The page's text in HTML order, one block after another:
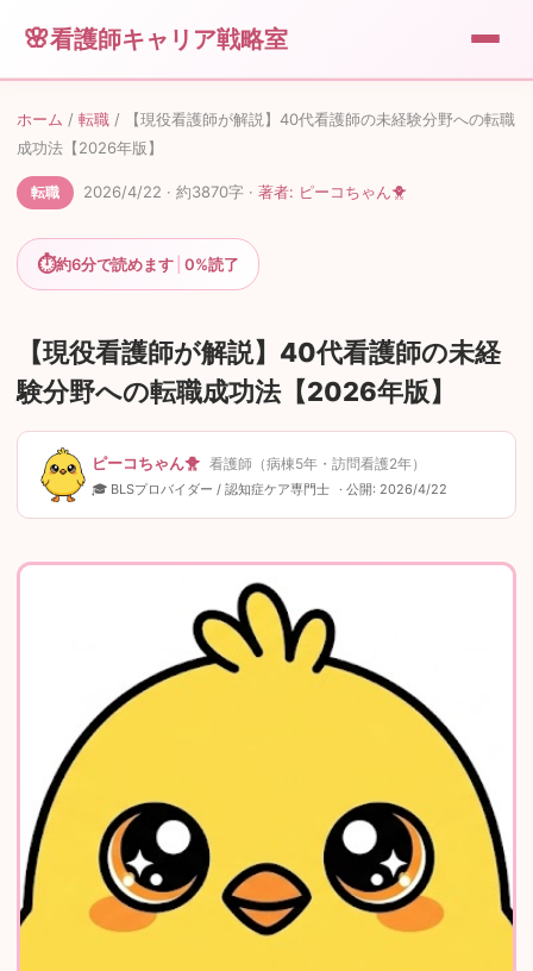
看護師キャリア戦略室
💼 転職
🎁便利グッズ
💰副業
🐥運営者情報
✉️お問い合わせ
ホーム / 転職 /
【現役看護師が解説】40代看護師の未経験分野への転職
成功法【2026年版】
転職 2026/4/22 · 約3870字 · 著者: ピーコちゃん🐥
⏱約6分で読めます 0%読了
【現役看護師が解説】40代看護師の未経
験分野への転職成功法【2026年版】
ピーコちゃん🐥 看護師（病棟5年・訪問看護2年）
🎓 BLSプロバイダー / 認知症ケア専門士 · 公開: 2026/4/22